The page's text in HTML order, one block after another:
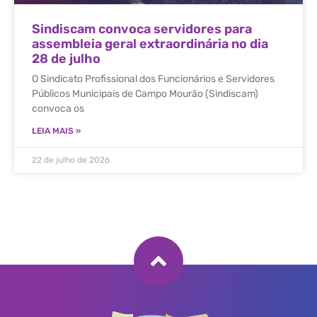
Sindiscam convoca servidores para
assembleia geral extraordinária no dia
28 de julho
O Sindicato Profissional dos Funcionários e Servidores
Públicos Municipais de Campo Mourão (Sindiscam)
convoca os
LEIA MAIS »
22 de julho de 2026